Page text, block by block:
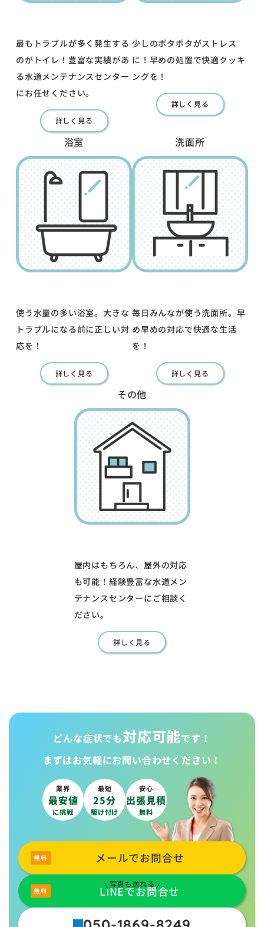
最もトラブルが多く発生する
のがトイレ！豊富な実績があ
る水道メンテナンスセンター
にお任せください。
詳しく見る
少しのポタポタがストレス
に！早めの処置で快適クッキ
ングを！
詳しく見る
浴室
使う水量の多い浴室。大きな
トラブルになる前に正しい対
応を！
詳しく見る
洗面所
毎日みんなが使う洗面所。早
め早めの対応で快適な生活
を！
詳しく見る
その他
屋内はもちろん、屋外の対応
も可能！経験豊富な水道メン
テナンスセンターにご相談く
ださい。
詳しく見る
どんな症状でも対応可能です！
まずはお気軽にお問い合わせください！
業界
最安値
に挑戦
最短
25分
駆け付け
安心
出張見積
無料
メールでお問合せ
写真も送れる
LINEでお問合せ